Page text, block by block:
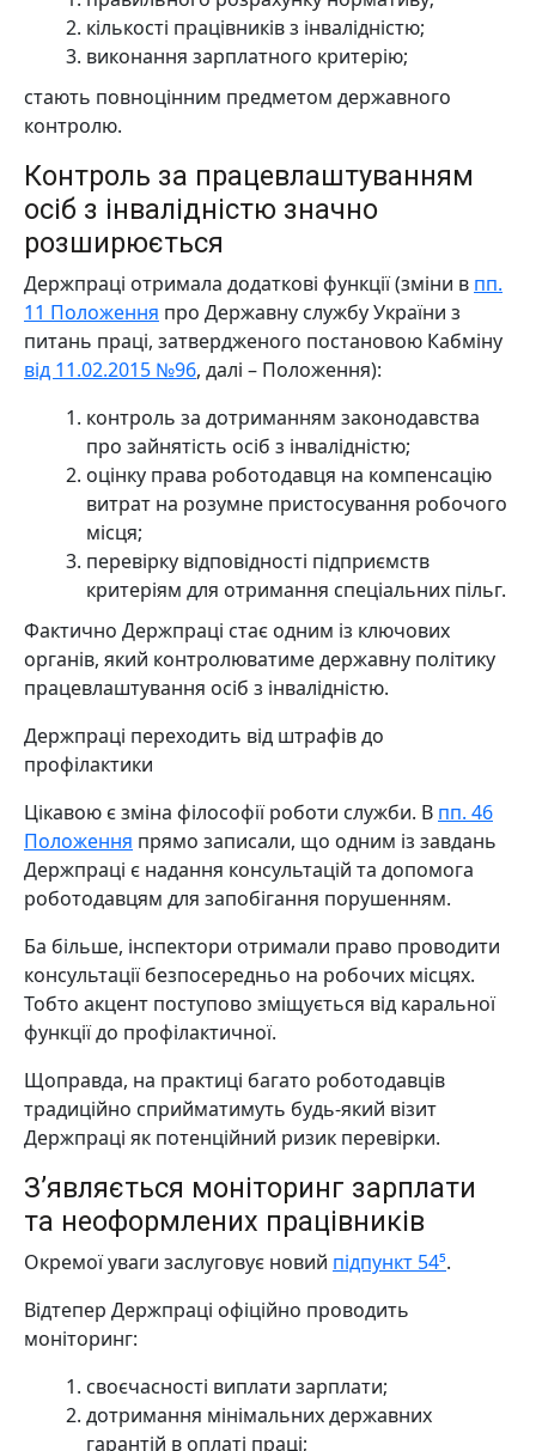
кількості працівників з інвалідністю;
виконання зарплатного критерію;
стають повноцінним предметом державного
контролю.
Контроль за працевлаштуванням
осіб з інвалідністю значно
розширюється
Держпраці отримала додаткові функції (зміни в пп.
11 Положення про Державну службу України з
питань праці, затвердженого постановою Кабміну
від 11.02.2015 №96, далі – Положення):
контроль за дотриманням законодавства
про зайнятість осіб з інвалідністю;
оцінку права роботодавця на компенсацію
витрат на розумне пристосування робочого
місця;
перевірку відповідності підприємств
критеріям для отримання спеціальних пільг.
Фактично Держпраці стає одним із ключових
органів, який контролюватиме державну політику
працевлаштування осіб з інвалідністю.
Держпраці переходить від штрафів до
профілактики
Цікавою є зміна філософії роботи служби. В пп. 46
Положення прямо записали, що одним із завдань
Держпраці є надання консультацій та допомога
роботодавцям для запобігання порушенням.
Ба більше, інспектори отримали право проводити
консультації безпосередньо на робочих місцях.
Тобто акцент поступово зміщується від каральної
функції до профілактичної.
Щоправда, на практиці багато роботодавців
традиційно сприйматимуть будь-який візит
Держпраці як потенційний ризик перевірки.
З’являється моніторинг зарплати
та неоформлених працівників
Окремої уваги заслуговує новий підпункт 54⁵.
Відтепер Держпраці офіційно проводить
моніторинг:
своєчасності виплати зарплати;
дотримання мінімальних державних
гарантій в оплаті праці;